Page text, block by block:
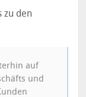
zu den
auf
und